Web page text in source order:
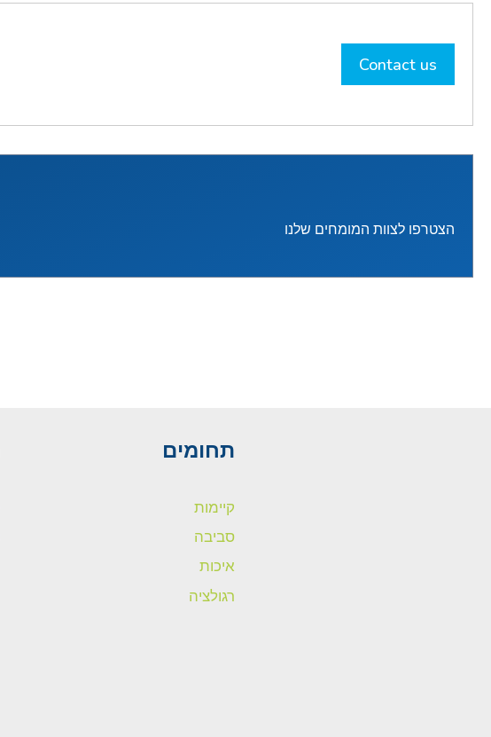
Contact us
הצטרפו לצוות המומחים שלנו
תחומים
קיימות
סביבה
איכות
רגולציה